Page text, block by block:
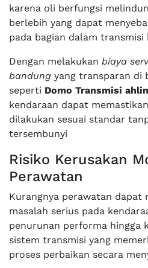
karena oli berfungsi
berlebih yang dapat
pada bagian dalam transmisi
Dengan melakukan biaya
bandung yang transparan di
seperti Domo Transmisi
kendaraan dapat
dilakukan sesuai standar
tersembunyi
Risiko Kerusakan
Perawatan
Kurangnya perawatan dapat
masalah serius pada
penurunan performa hingga
sistem transmisi yang
proses perbaikan secara